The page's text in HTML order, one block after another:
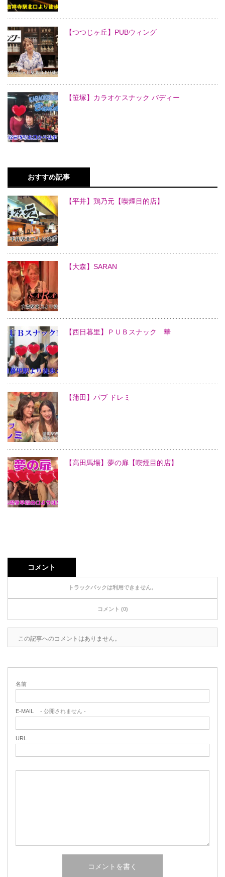
【つつじヶ丘】PUBウィング
【笹塚】カラオケスナック バディー
おすすめ記事
【平井】鶏乃元【喫煙目的店】
【大森】SARAN
【西日暮里】ＰＵＢスナック 華
【蒲田】パブ ドレミ
【高田馬場】夢の扉【喫煙目的店】
コメント
トラックバックは利用できません。
コメント (0)
この記事へのコメントはありません。
名前
E-MAIL - 公開されません -
URL